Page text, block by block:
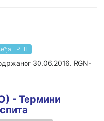
- РГН
30.06.2016. RGN-
- Термини